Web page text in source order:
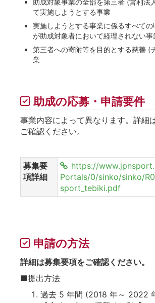
助成対象事業の全部を第三者 (営利法
て実施しようとする事業
実施しようとする事業に係るすべての
が助成対象者において経理されない事
第三者への寄附等を目的とする慈善 (
業
助成の応募・申請要件
事業内容によって異なります。詳細
ご確認ください。
募集要
項詳細
https://
Portals/0/sinko/sinko/
sport_tebiki.pdf
申請の方法
詳細は募集要項をご確認ください。
■提出方法
過去 5 年間 (2018 年～ 2022